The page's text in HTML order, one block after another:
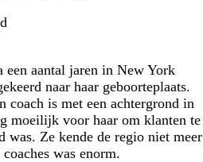
aantal jaren in New York
naar haar geboorteplaats.
coach is met een achtergrond in
moeilijk voor haar om klanten te
was. Ze kende de regio niet meer
was enorm.